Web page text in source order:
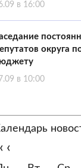
в 16:00
округа
в 10:00
‹